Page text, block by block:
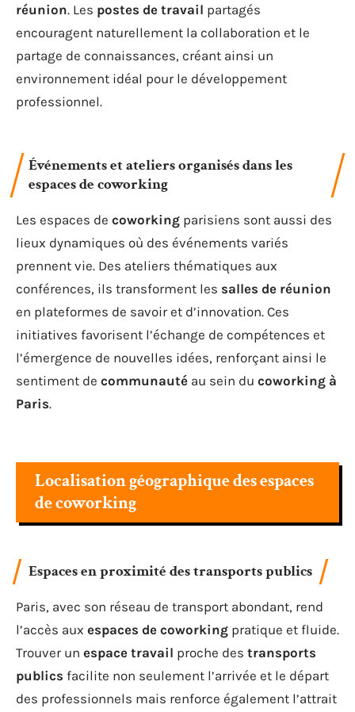
réunion. Les postes de travail partagés
encouragent naturellement la collaboration et le
partage de connaissances, créant ainsi un
environnement idéal pour le développement
professionnel.
Événements et ateliers organisés dans les
espaces de coworking
Les espaces de coworking parisiens sont aussi des
lieux dynamiques où des événements variés
prennent vie. Des ateliers thématiques aux
conférences, ils transforment les salles de réunion
en plateformes de savoir et d’innovation. Ces
initiatives favorisent l’échange de compétences et
l’émergence de nouvelles idées, renforçant ainsi le
sentiment de communauté au sein du coworking à
Paris.
Localisation géographique des espaces
de coworking
Espaces en proximité des transports publics
Paris, avec son réseau de transport abondant, rend
l’accès aux espaces de coworking pratique et fluide.
Trouver un espace travail proche des transports
publics facilite non seulement l’arrivée et le départ
des professionnels mais renforce également l’attrait